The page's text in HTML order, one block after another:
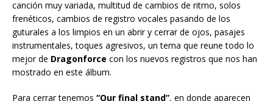
canción muy variada, multitud de cambios de ritmo, solos
frenéticos, cambios de registro vocales pasando de los
guturales a los limpios en un abrir y cerrar de ojos, pasajes
instrumentales, toques agresivos, un tema que reune todo lo
mejor de Dragonforce con los nuevos registros que nos han
mostrado en este álbum.
Para cerrar tenemos “Our final stand”, en donde aparecen